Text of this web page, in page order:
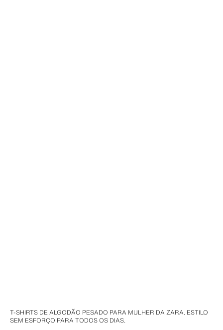
T-SHIRTS DE ALGODÃO PESADO PARA MULHER DA ZARA. ESTILO
SEM ESFORÇO PARA TODOS OS DIAS.